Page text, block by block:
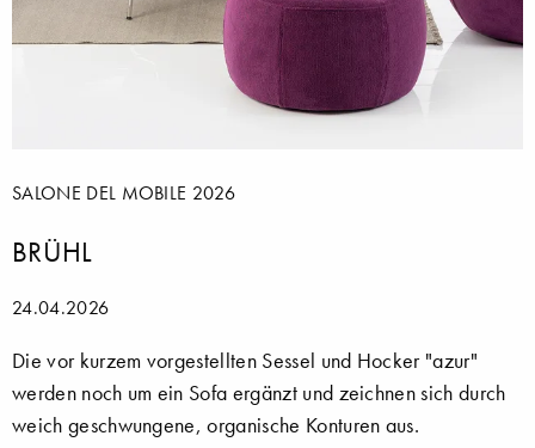
SALONE DEL MOBILE 2026
BRÜHL
24.04.2026
Die vor kurzem vorgestellten Sessel und Hocker "azur"
werden noch um ein Sofa ergänzt und zeichnen sich durch
weich geschwungene, organische Konturen aus.